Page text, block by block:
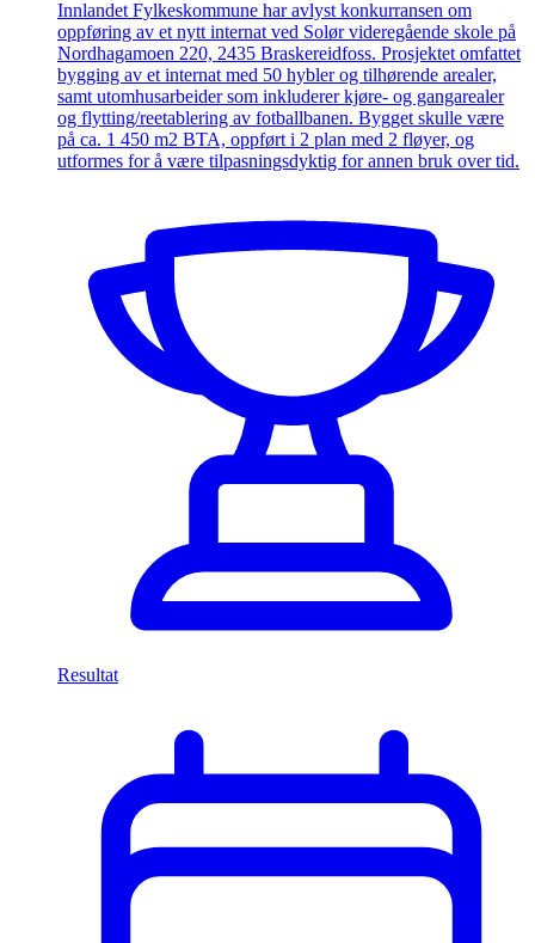
Innlandet Fylkeskommune har avlyst konkurransen om
oppføring av et nytt internat ved Solør videregående skole på
Nordhagamoen 220, 2435 Braskereidfoss. Prosjektet omfattet
bygging av et internat med 50 hybler og tilhørende arealer,
samt utomhusarbeider som inkluderer kjøre- og gangarealer
og flytting/reetablering av fotballbanen. Bygget skulle være
på ca. 1 450 m2 BTA, oppført i 2 plan med 2 fløyer, og
utformes for å være tilpasningsdyktig for annen bruk over tid.
Resultat